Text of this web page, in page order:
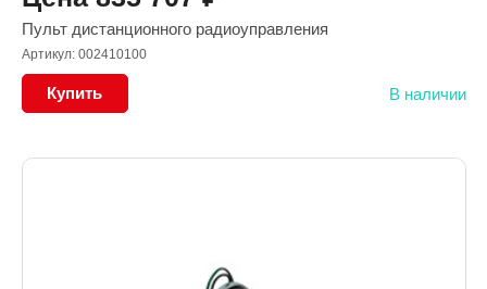
Пульт дистанционного радиоуправления
Артикул: 002410100
Купить В наличии